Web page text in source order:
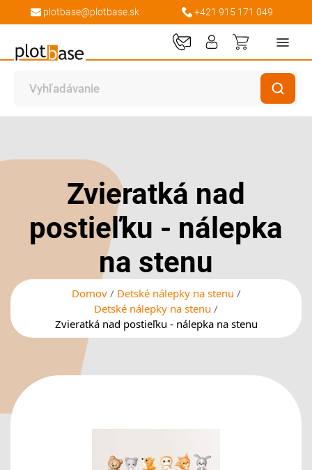
plotbase@plotbase.sk +421 915 171 049
Môj košík
Zvieratká nad
postieľku - nálepka
na stenu
Domov
Detské nálepky na stenu
Detské nálepky na stenu
Zvieratká nad postieľku - nálepka na stenu